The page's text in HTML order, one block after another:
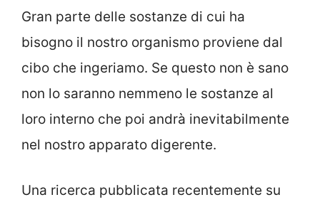
Gran parte delle sostanze di cui ha
bisogno il nostro organismo proviene dal
cibo che ingeriamo. Se questo non è sano
non lo saranno nemmeno le sostanze al
loro interno che poi andrà inevitabilmente
nel nostro apparato digerente.
Una ricerca pubblicata recentemente su